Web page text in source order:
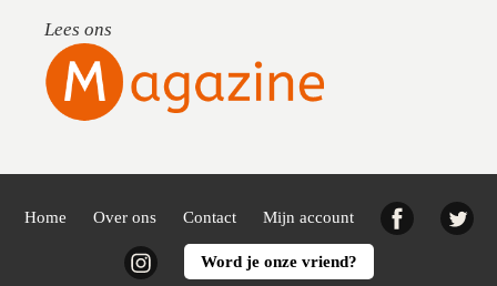
Lees ons
Home Over ons Contact Mijn account Facebook
InstagramWord je onze vriend?